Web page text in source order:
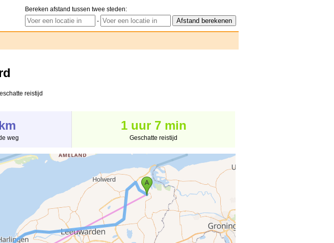
Bereken afstand tussen twee steden:
-
reistijd
weg
1 uur 7 min
Geschatte reistijd